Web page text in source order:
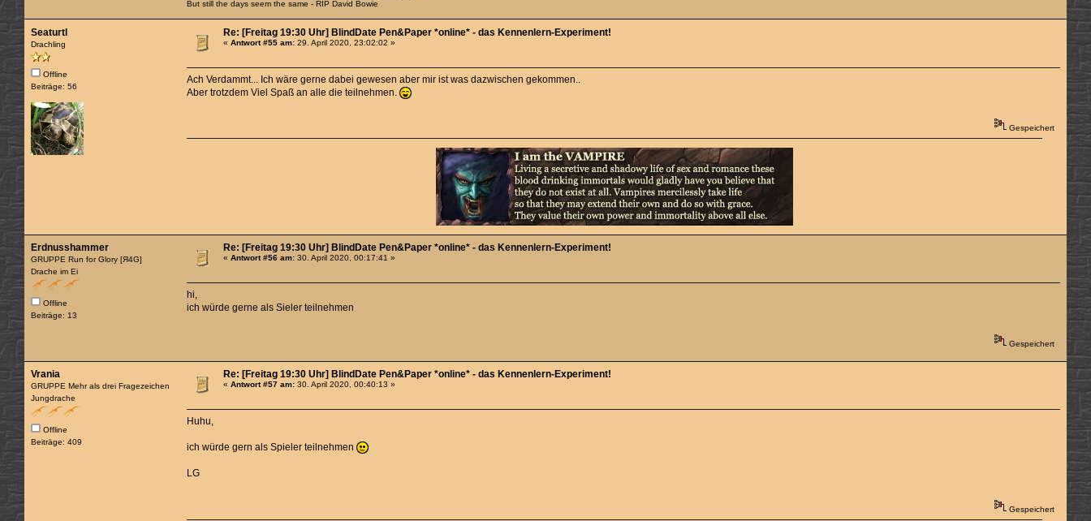
But still the days seem the same - RIP David Bowie
Seaturtl
Drachling
Offline
Beiträge: 56
Re: [Freitag 19:30 Uhr] BlindDate Pen&Paper *online* - das Kennenlern-Experiment!
«Antwort #55 am: 29. April 2020, 23:02:02 »
Ach Verdammt... Ich wäre gerne dabei gewesen aber mir ist was dazwischen gekommen..
Aber trotzdem Viel Spaß an alle die teilnehmen.
Gespeichert
Erdnusshammer
GRUPPE Run for Glory [Я4G]
Drache im Ei
Offline
Beiträge: 13
Re: [Freitag 19:30 Uhr] BlindDate Pen&Paper *online* - das Kennenlern-Experiment!
«Antwort #56 am: 30. April 2020, 00:17:41 »
hi,
ich würde gerne als Sieler teilnehmen
Gespeichert
Vrania
GRUPPE Mehr als drei Fragezeichen
Jungdrache
Offline
Beiträge: 409
Re: [Freitag 19:30 Uhr] BlindDate Pen&Paper *online* - das Kennenlern-Experiment!
«Antwort #57 am: 30. April 2020, 00:40:13 »
Huhu,
ich würde gern als Spieler teilnehmen
LG
Gespeichert